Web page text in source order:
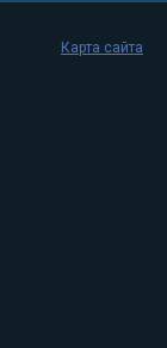
Карта сайта